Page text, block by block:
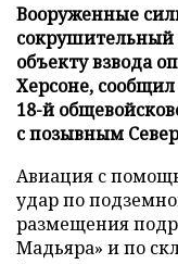
Вооруженные
сокрушительный
объекту взвода
Херсоне,
18-й
с позывным
Авиация с
удар по
размещения
Мадьяра» и по